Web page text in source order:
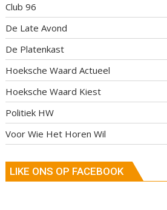
Club 96
De Late Avond
De Platenkast
Hoeksche Waard Actueel
Hoeksche Waard Kiest
Politiek HW
Voor Wie Het Horen Wil
LIKE ONS OP FACEBOOK